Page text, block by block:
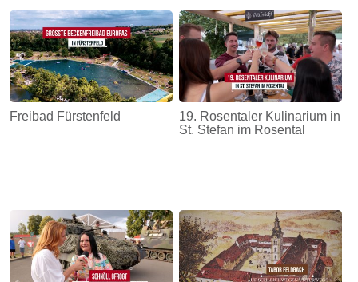
Freibad Fürstenfeld
19. Rosentaler Kulinarium in
St. Stefan im Rosental